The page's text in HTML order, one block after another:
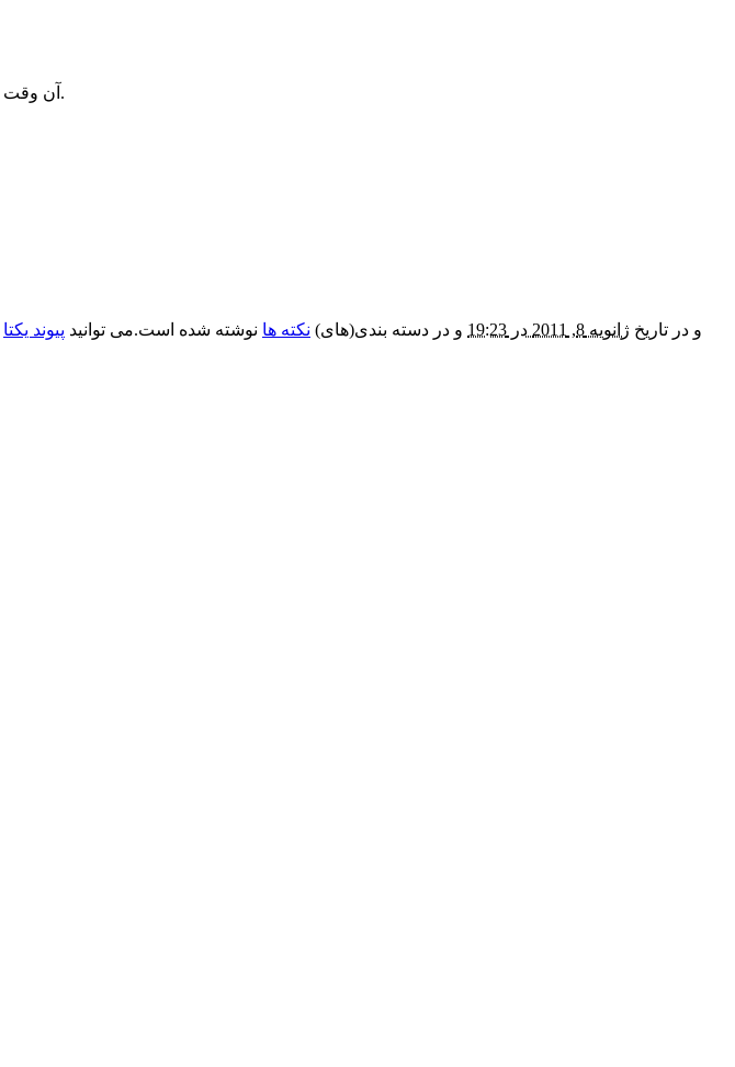
آن وقت خدا به جغد گفت: آوازخوان کنگره های خاکی من! پس چرا دیگر آواز نمی خوانی؟ دل آسمانم گرفته است.
و در تاریخ ژانویه 8, 2011 در 19:23 و در دسته بندی(های) نکته ها نوشته شده است.می توانید پیوند یکتا